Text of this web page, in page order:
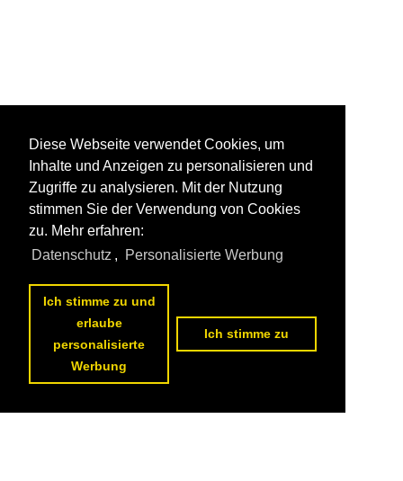
Diese Webseite verwendet Cookies, um
Inhalte und Anzeigen zu personalisieren und
Zugriffe zu analysieren. Mit der Nutzung
stimmen Sie der Verwendung von Cookies
zu. Mehr erfahren:
Datenschutz , Personalisierte Werbung
Ich stimme zu und
erlaube
personalisierte
Werbung
Ich stimme zu